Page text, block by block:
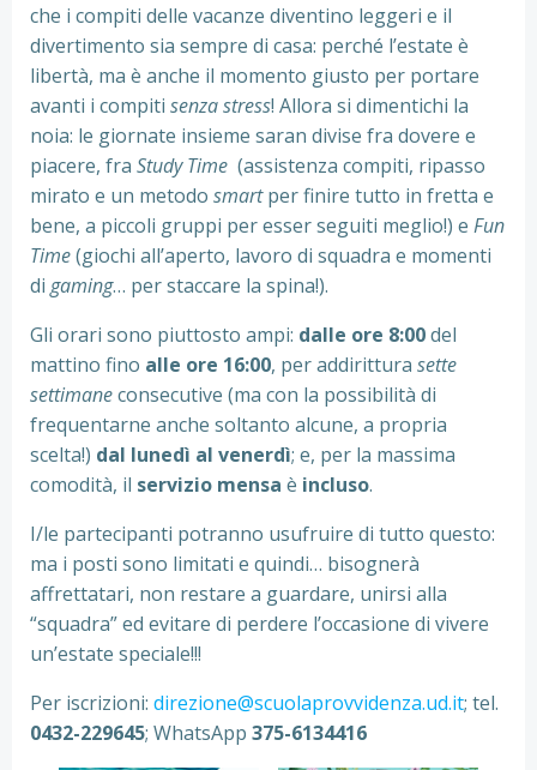
che i compiti delle vacanze diventino leggeri e il
divertimento sia sempre di casa: perché l’estate è
libertà, ma è anche il momento giusto per portare
avanti i compiti senza stress! Allora si dimentichi la
noia: le giornate insieme saran divise fra dovere e
piacere, fra Study Time (assistenza compiti, ripasso
mirato e un metodo smartper finire tutto in fretta e
bene, a piccoli gruppi per esser seguiti meglio!) e Fun
Time(giochi all’aperto, lavoro di squadra e momenti
di gaming… per staccare la spina!).
Gli orari sono piuttosto ampi: dalle ore 8:00del
mattino fino alle ore 16:00, per addirittura sette
settimaneconsecutive (ma con la possibilità di
frequentarne anche soltanto alcune, a propria
scelta!) dal lunedì al venerdì; e, per la massima
comodità, il servizio mensa è incluso.
I/le partecipanti potranno usufruire di tutto questo:
ma i posti sono limitati e quindi… bisognerà
affrettatari, non restare a guardare, unirsi alla
“squadra” ed evitare di perdere l’occasione di vivere
un’estate speciale!!!
Per iscrizioni: direzione@scuolaprovvidenza.ud.it; tel.
0432-229645; WhatsApp 375-6134416